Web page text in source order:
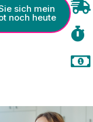
sich mein
noch heute